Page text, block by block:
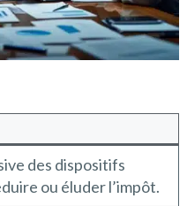
des dispositifs
ou éluder l’impôt.